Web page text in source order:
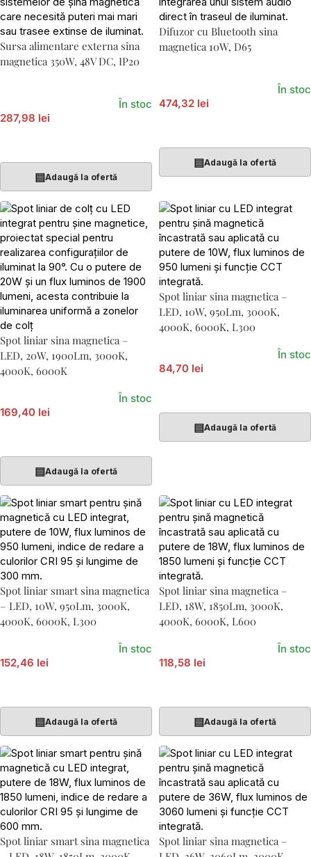
Sursa alimentare externa sina
magnetica 350W, 48V DC, IP20
287,98 lei
În stoc
▤Adaugă la ofertă
Difuzor cu Bluetooth sina
magnetica 10W, D65
474,32 lei
În stoc
▤Adaugă la ofertă
Spot liniar sina magnetica –
LED, 20W, 1900Lm, 3000K,
4000K, 6000K
169,40 lei
În stoc
▤Adaugă la ofertă
Spot liniar sina magnetica –
LED, 10W, 950Lm, 3000K,
4000K, 6000K, L300
84,70 lei
În stoc
▤Adaugă la ofertă
Spot liniar smart sina magnetica
– LED, 10W, 950Lm, 3000K,
4000K, 6000K, L300
152,46 lei
În stoc
▤Adaugă la ofertă
Spot liniar sina magnetica –
LED, 18W, 1850Lm, 3000K,
4000K, 6000K, L600
118,58 lei
În stoc
▤Adaugă la ofertă
Spot liniar smart sina magnetica
Spot liniar sina magnetica –